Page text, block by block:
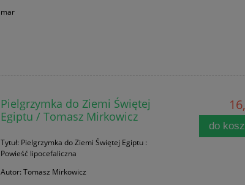
mar
Pielgrzymka do Ziemi Świętej
Egiptu / Tomasz Mirkowicz
Tytuł: Pielgrzymka do Ziemi Świętej Egiptu :
Powieść lipocefaliczna
Autor: Tomasz Mirkowicz
do